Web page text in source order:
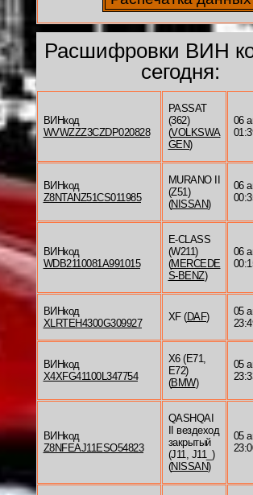
Расшифровки ВИН
сегодня:
ВИНкод
WVWZZZ3CZDP020828
PASSAT
(362)
(VOLKSWA
GEN)
06
ВИНкод
Z8NTANZ51CS011985
MURANO II
(Z51)
(NISSAN)
06
ВИНкод
WDB2110081A991015
E-CLASS
(W211)
(MERCEDE
S-BENZ)
06
ВИНкод
XLRTEH4300G309927
XF (DAF)
05
ВИНкод
X4XFG41100L347754
X6 (E71,
E72)
(BMW)
05
ВИНкод
Z8NFEAJ11ESO54823
QASHQAI
II вездеход
закрытый
(J11, J11_)
(NISSAN)
05